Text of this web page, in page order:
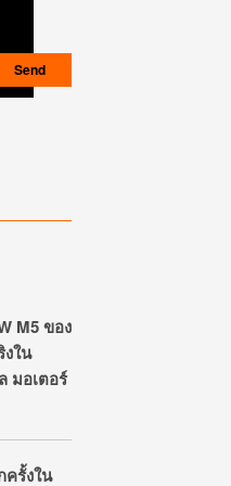
M5 ของ
ใน
มอเตอร์
ครั้งใน